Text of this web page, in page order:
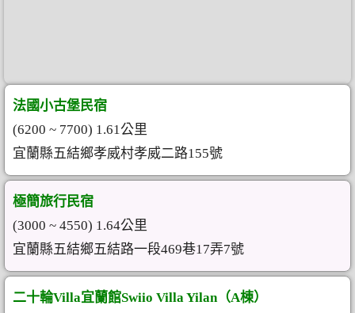
法國小古堡民宿
(6200 ~ 7700) 1.61公里
宜蘭縣五結鄉孝威村孝威二路155號
極簡旅行民宿
(3000 ~ 4550) 1.64公里
宜蘭縣五結鄉五結路一段469巷17弄7號
二十輪Villa宜蘭館Swiio Villa Yilan（A棟）